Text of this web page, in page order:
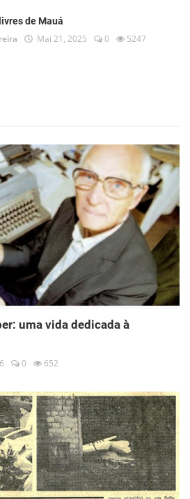
de Mauá
Mai 21, 2025 0 5247
uma vida dedicada à
0 652